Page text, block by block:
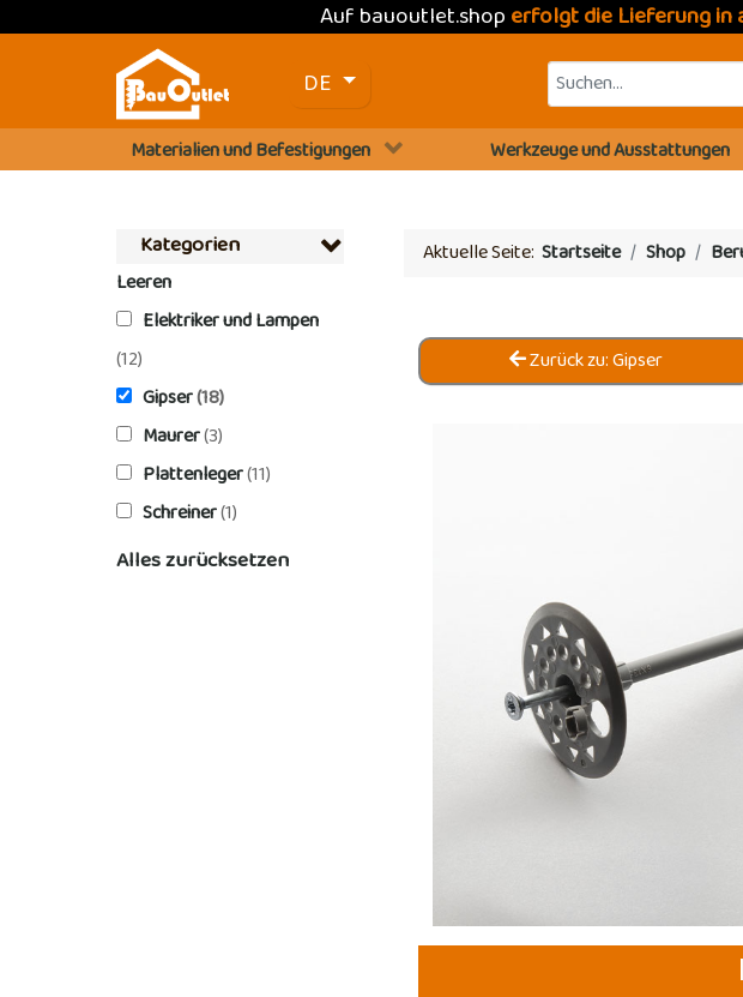
Auf bauoutlet.shoperfolgt die Lieferung in
Sprache auswählen
DE
Materialien und Befestigungen
Werkzeuge und Ausstattungen
Kategorien
Leeren
Elektriker und Lampen
(12)
Gipser(18)
Maurer(3)
Plattenleger(11)
Schreiner(1)
Alles zurücksetzen
Aktuelle Seite: Startseite Shop
Zurück zu: Gipser